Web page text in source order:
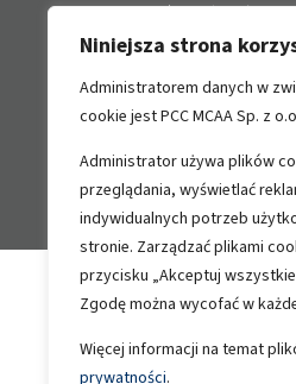
Niniejsza strona
Administratorem danych w
cookie jest PCC MCAA Sp. z
Administrator używa plików
przeglądania, wyświetlać
indywidualnych potrzeb
stronie. Zarządzać plikami
przycisku „Akceptuj
Zgodę można wycofać w
Więcej informacji na temat
prywatności.
Procedura zgłoszeń
Copyright PCCMCAA